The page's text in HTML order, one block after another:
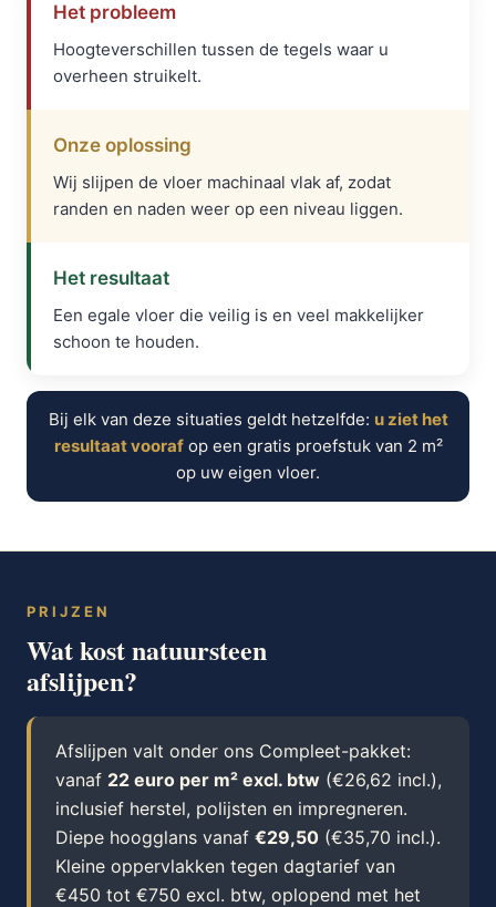
Het probleem
Hoogteverschillen tussen de tegels waar u
overheen struikelt.
Onze oplossing
Wij slijpen de vloer machinaal vlak af, zodat
randen en naden weer op een niveau liggen.
Het resultaat
Een egale vloer die veilig is en veel makkelijker
schoon te houden.
Bij elk van deze situaties geldt hetzelfde: u ziet het
resultaat voorafop een gratis proefstuk van 2 m²
op uw eigen vloer.
PRIJZEN
Wat kost natuursteen
afslijpen?
Afslijpen valt onder ons Compleet-pakket:
vanaf 22 euro per m² excl. btw (€26,62 incl.),
inclusief herstel, polijsten en impregneren.
Diepe hoogglans vanaf €29,50 (€35,70 incl.).
Kleine oppervlakken tegen dagtarief van
€450 tot €750 excl. btw, oplopend met het